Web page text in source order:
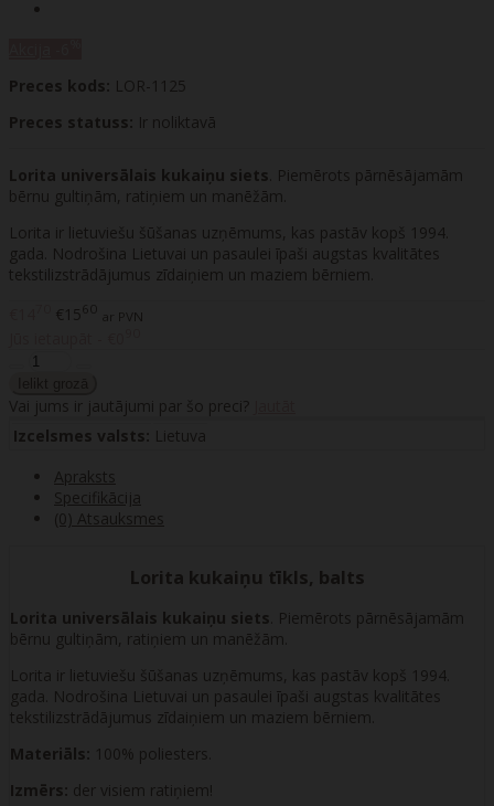
Preces kods: LOR-1125
Preces statuss: Ir noliktavā
Lorita universālais kukaiņu siets . Piemērots pārnēsājamām
bērnu gultiņām, ratiņiem un manēžām.
Lorita ir lietuviešu šūšanas uzņēmums, kas pastāv kopš 1994.
gada. Nodrošina Lietuvai un pasaulei īpaši augstas kvalitātes
tekstilizstrādājumus zīdaiņiem un maziem bērniem.
€1560 ar PVN
Vai jums ir jautājumi par šo preci?
Izcelsmes valsts: Lietuva
Apraksts
Specifikācija
(0) Atsauksmes
Lorita kukaiņu tīkls, balts
Lorita universālais kukaiņu siets . Piemērots pārnēsājamām
bērnu gultiņām, ratiņiem un manēžām.
Lorita ir lietuviešu šūšanas uzņēmums, kas pastāv kopš 1994.
gada. Nodrošina Lietuvai un pasaulei īpaši augstas kvalitātes
tekstilizstrādājumus zīdaiņiem un maziem bērniem.
Materiāls: 100% poliesters.
Izmērs: der visiem ratiņiem!